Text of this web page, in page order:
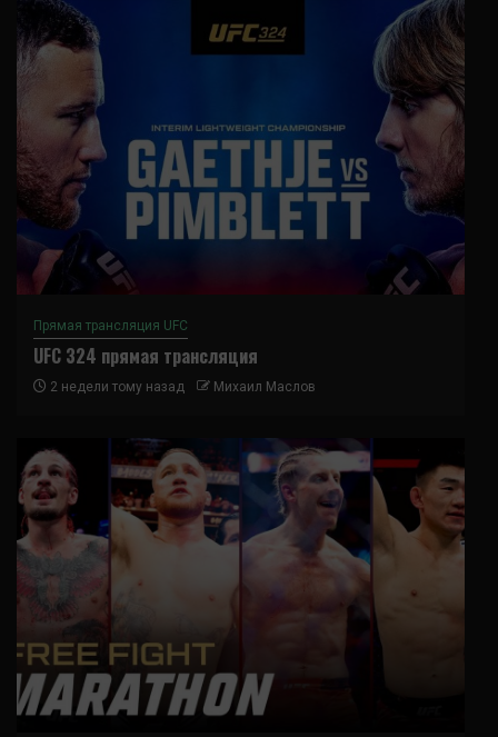
Прямая трансляция UFC
UFC 324 прямая трансляция
2 недели тому назад Михаил Маслов